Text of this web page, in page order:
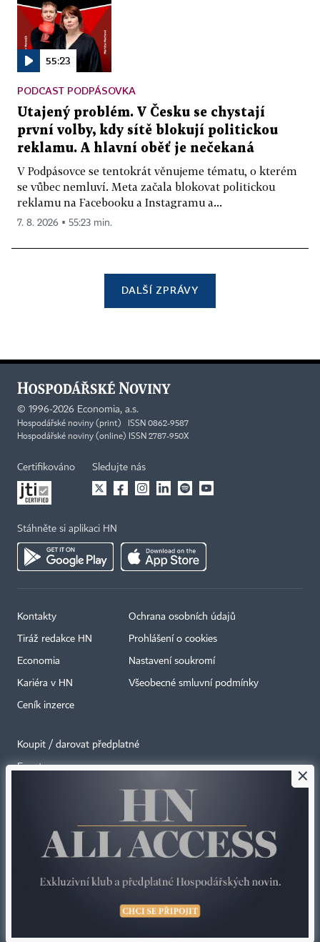
55:23
PODCAST PODPÁSOVKA
Utajený problém. V Česku se chystají
první volby, kdy sítě blokují politickou
reklamu. A hlavní oběť je nečekaná
V Podpásovce se tentokrát věnujeme tématu, o kterém
se vůbec nemluví. Meta začala blokovat politickou
reklamu na Facebooku a Instagramu a...
7. 8. 2026 ▪ 55:23 min.
DALŠÍ ZPRÁVY
© 1996-2026 Economia, a.s.
Hospodářské noviny (print) ISSN 0862-9587
Hospodářské noviny (online) ISSN 2787-950X
Certifikováno Sledujte nás
Stáhněte si aplikaci HN
Kontakty
Tiráž redakce HN
Economia
Kariéra v HN
Ceník inzerce
Ochrana osobních údajů
Prohlášení o cookies
Nastavení soukromí
Všeobecné smluvní podmínky
Koupit / darovat předplatné
Eventy
zakázáno jakékoli užití částí nebo celku díla, zejména rozmnožování a šíření
jakýmkoli způsobem, mechanickým nebo elektronickým, v českém nebo
jiném jazyce. Bez souhlasu vydavatele je zakázáno též rozmnožování
obsahu pro účely automatizované analýzy textů nebo dat
×